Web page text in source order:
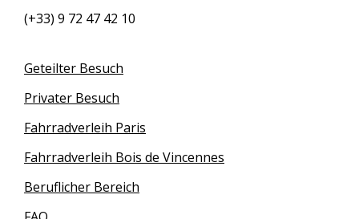
(+33) 9 72 47 42 10
Geteilter Besuch
Privater Besuch
Fahrradverleih Paris
Fahrradverleih Bois de Vincennes
Beruflicher Bereich